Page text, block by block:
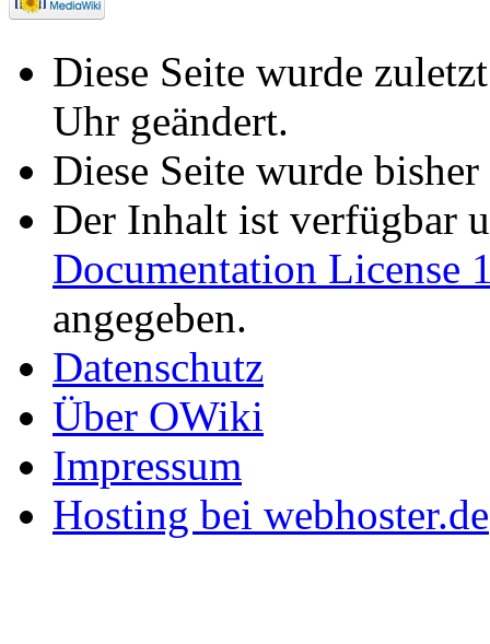
Diese Seite wurde
Uhr geändert.
Diese Seite wurde
Der Inhalt ist verfügbar
Documentation License
angegeben.
Datenschutz
Über OWiki
Impressum
Hosting bei webhoster.de